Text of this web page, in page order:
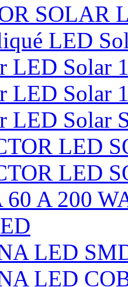
SOLAR
LED
LED Solar
LED Solar
LED Solar
LED
LED
A 200
LED
LED